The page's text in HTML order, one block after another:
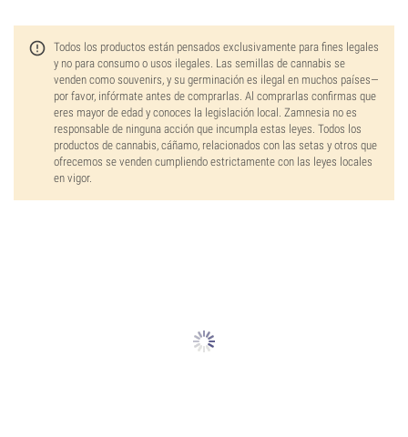
Todos los productos están pensados exclusivamente para fines legales
y no para consumo o usos ilegales. Las semillas de cannabis se
venden como souvenirs, y su germinación es ilegal en muchos países—
por favor, infórmate antes de comprarlas. Al comprarlas confirmas que
eres mayor de edad y conoces la legislación local. Zamnesia no es
responsable de ninguna acción que incumpla estas leyes. Todos los
productos de cannabis, cáñamo, relacionados con las setas y otros que
ofrecemos se venden cumpliendo estrictamente con las leyes locales
en vigor.